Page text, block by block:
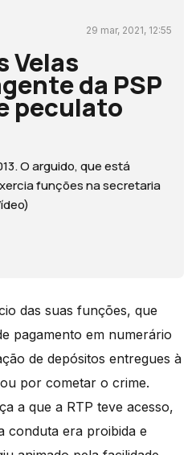
29 mar, 2021, 12:55
Velas
da PSP
peculato
O arguido, que está
funções na secretaria
das suas funções, que
pagamento em numerário
de depósitos entregues à
por cometar o crime.
a que a RTP teve acesso,
conduta era proibida e